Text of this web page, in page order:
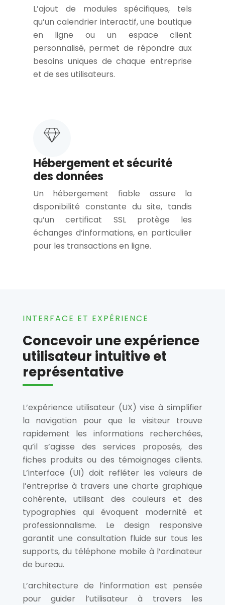
L’ajout de modules spécifiques, tels
qu’un calendrier interactif, une boutique
en ligne ou un espace client
personnalisé, permet de répondre aux
besoins uniques de chaque entreprise
et de ses utilisateurs.
Hébergement et sécurité
des données
Un hébergement fiable assure la
disponibilité constante du site, tandis
qu’un certificat SSL protège les
échanges d’informations, en particulier
pour les transactions en ligne.
INTERFACE ET EXPÉRIENCE
Concevoir une expérience
utilisateur intuitive et
représentative
L’expérience utilisateur (UX) vise à simplifier
la navigation pour que le visiteur trouve
rapidement les informations recherchées,
qu’il s’agisse des services proposés, des
fiches produits ou des témoignages clients.
L’interface (UI) doit refléter les valeurs de
l’entreprise à travers une charte graphique
cohérente, utilisant des couleurs et des
typographies qui évoquent modernité et
professionnalisme. Le design responsive
garantit une consultation fluide sur tous les
supports, du téléphone mobile à l’ordinateur
de bureau.
L’architecture de l’information est pensée
pour guider l’utilisateur à travers les